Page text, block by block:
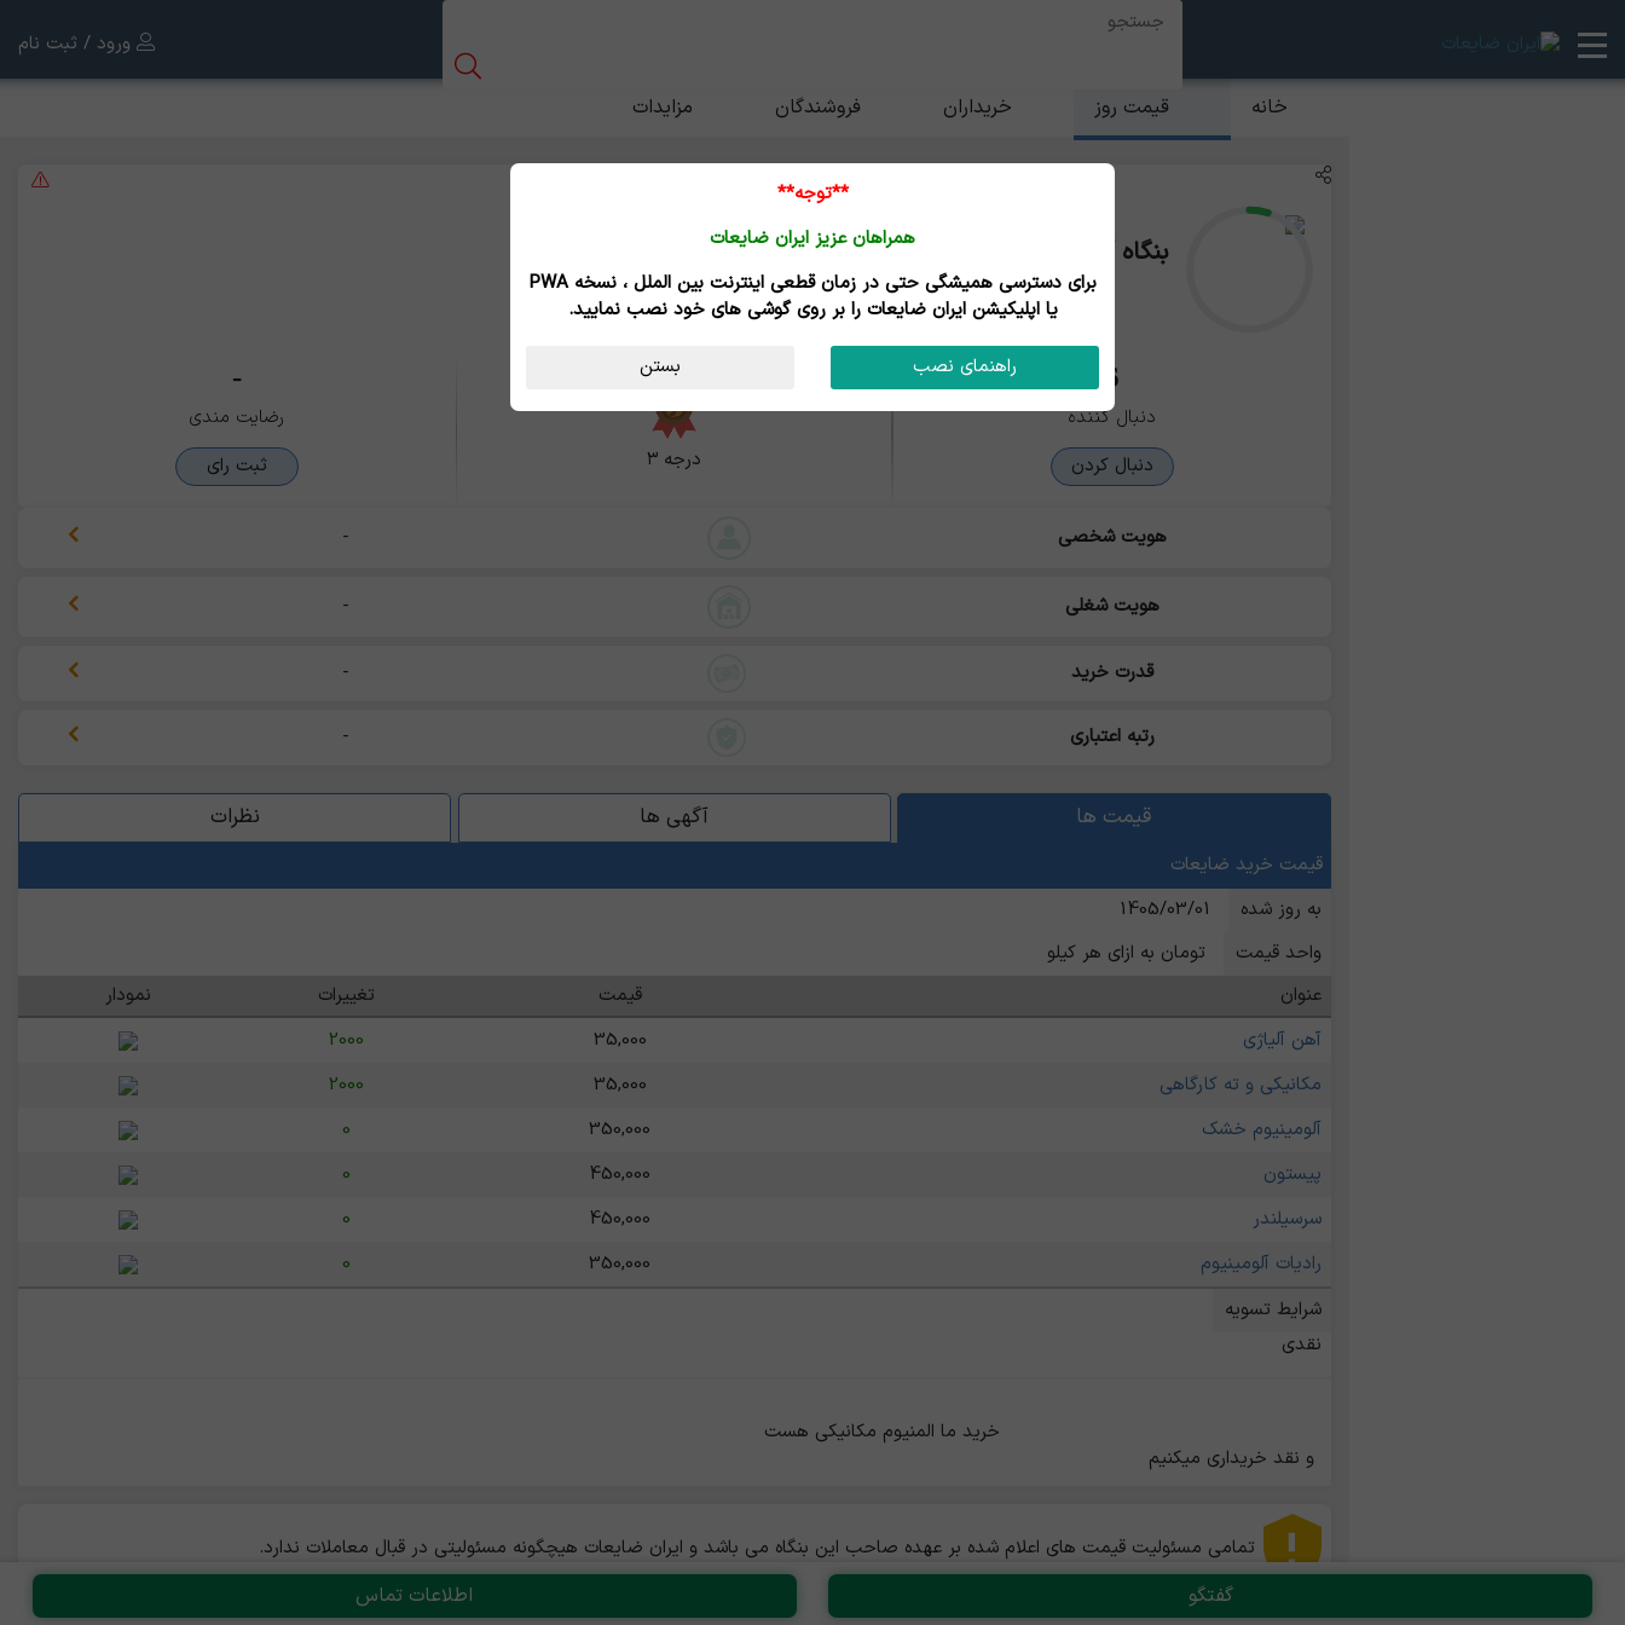
ورود / ثبت نام
خانه قیمت روز خریداران فروشندگان مزایدات
بنگاه آلومینیوم صداقت
البرز - کرج
6
دنبال کننده
دنبال کردن
درجه ۳
-
رضایت مندی
ثبت رای
هویت شخصی -
هویت شغلی -
قدرت خرید -
رتبه اعتباری -
قیمت ها آگهی ها نظرات
قیمت خرید ضایعات
به روز شده
1405/03/01
واحد قیمت
تومان به ازای هر کیلو
عنوان
قیمت تغییرات
نمودار
آهن آلیاژی
35,000
2000
مکانیکی و ته کارگاهی
35,000
2000
آلومینیوم خشک
350,000
0
پیستون
450,000
0
سرسیلندر
450,000
0
رادیات آلومینیوم
350,000
0
شرایط تسویه
نقدی
و نقد خریداری میکنیم
تمامی مسئولیت قیمت های اعلام شده بر عهده صاحب این بنگاه می باشد و ایران ضایعات هیچگونه مسئولیتی در قبال معاملات ندارد.
**توجه**
همراهان عزیز ایران ضایعات
برای دسترسی همیشگی حتی در زمان قطعی اینترنت بین الملل ، نسخه PWA
یا اپلیکیشن ایران ضایعات را بر روی گوشی های خود نصب نمایید.
راهنمای نصب بستن
گفتگو اطلاعات تماس